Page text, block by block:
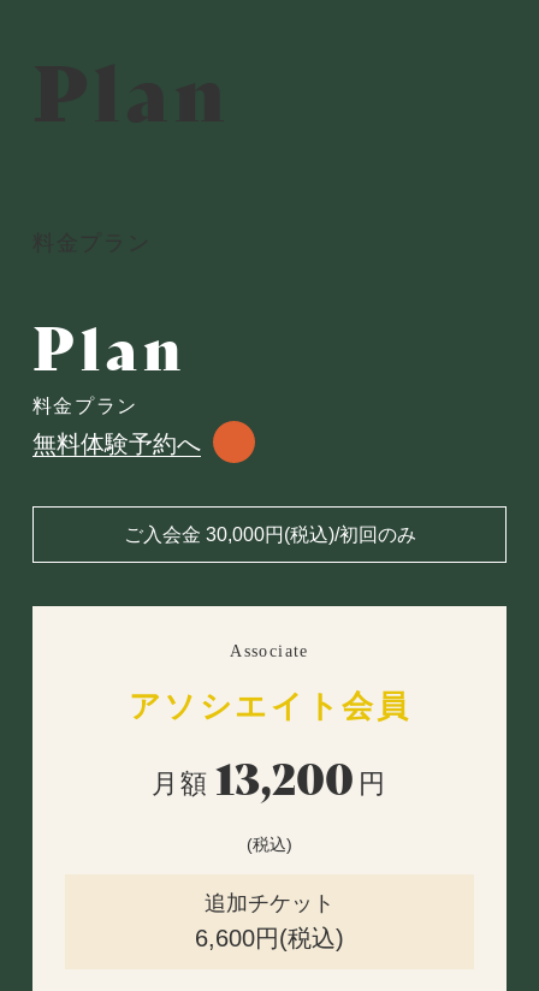
Plan
料金プラン
無料体験予約へ
ご入会金 30,000円(税込)/初回のみ
Associate
アソシエイト会員
月額 13,200 円
(税込)
追加チケット
6,600円(税込)